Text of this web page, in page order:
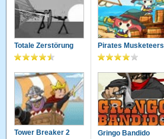
Totale Zerstörung Pirates Musketeers
Tower Breaker 2 Gringo Bandido